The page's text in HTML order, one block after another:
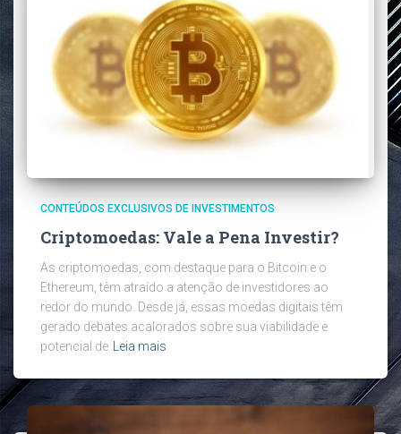
CONTEÚDOS EXCLUSIVOS DE INVESTIMENTOS
Criptomoedas: Vale a Pena Investir?
As criptomoedas, com destaque para o Bitcoin e o
Ethereum, têm atraído a atenção de investidores ao
redor do mundo. Desde já, essas moedas digitais têm
gerado debates acalorados sobre sua viabilidade e
potencial de
Leia mais